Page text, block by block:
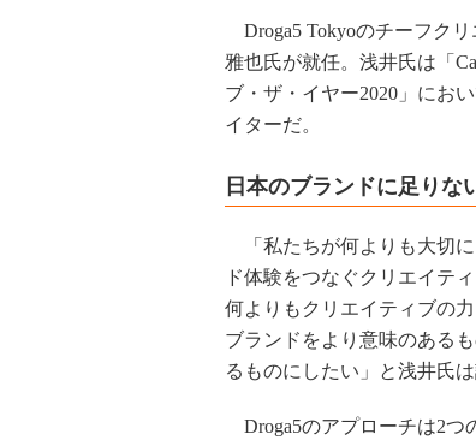
Droga5 Tokyoのチーフク
雅也氏が就任。浅井氏は「
ブ・ザ・イヤー2020」にお
イターだ。
日本のブランドに足りな
「私たちが何よりも大切
ド体験をつなぐクリエイテ
何よりもクリエイティブの
ブランドをより意味のある
るものにしたい」と浅井氏は
Droga5のアプローチは2つ